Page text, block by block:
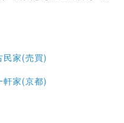
民家(売買)
軒家(京都)